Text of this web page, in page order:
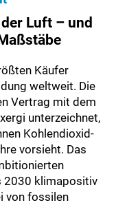
Luft – und
Käufer
weltweit. Die
Vertrag mit dem
unterzeichnet,
Kohlendioxid-
vorsieht. Das
2030 klimapositiv
von fossilen